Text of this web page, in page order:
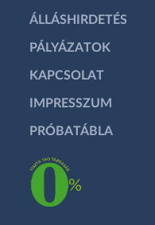
ÁLLÁSHIRDETÉS
PÁLYÁZATOK
KAPCSOLAT
IMPRESSZUM
PRÓBATÁBLA